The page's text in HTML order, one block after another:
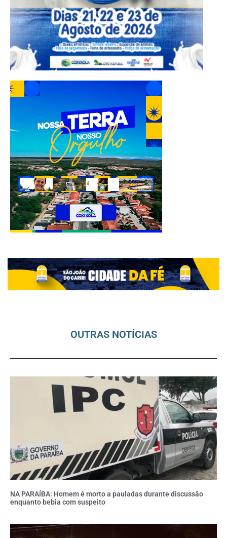
OUTRAS NOTÍCIAS
NA PARAÍBA: Homem é morto a pauladas durante discussão
enquanto bebia com suspeito